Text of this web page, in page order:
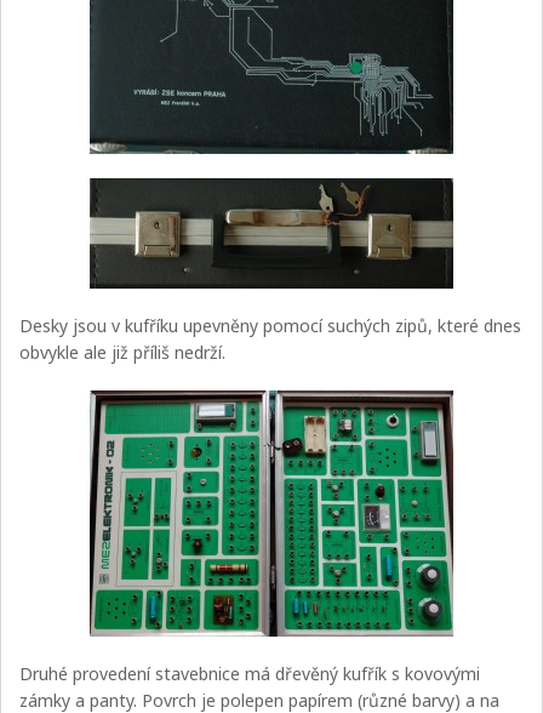
Desky jsou v kufříku upevněny pomocí suchých zipů, které dnes
obvykle ale již příliš nedrží.
Druhé provedení stavebnice má dřevěný kufřík s kovovými
zámky a panty. Povrch je polepen papírem (různé barvy) a na